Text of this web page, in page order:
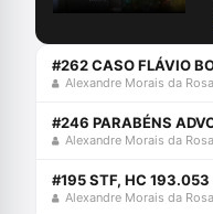
Alexandre Morais da Rosa
Alexandre Morais da Rosa
#195 STF, HC 193.053
Alexandre Morais da Rosa